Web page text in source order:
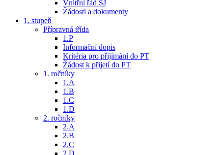
Vnitřní řád ŠJ
Žádosti a dokumenty
1. stupeň
Přípravná třída
1.P
Informační dopis
Kritéria pro přijímání do PT
Žádost k přijetí do PT
1. ročníky
1.A
1.B
1.C
1.D
2. ročníky
2.A
2.B
2.C
2.D